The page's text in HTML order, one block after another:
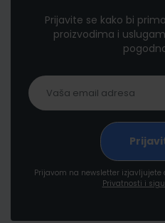
Prijavite se kako bi
proizvodima i
Prijavom na newsletter
Privatnosti i